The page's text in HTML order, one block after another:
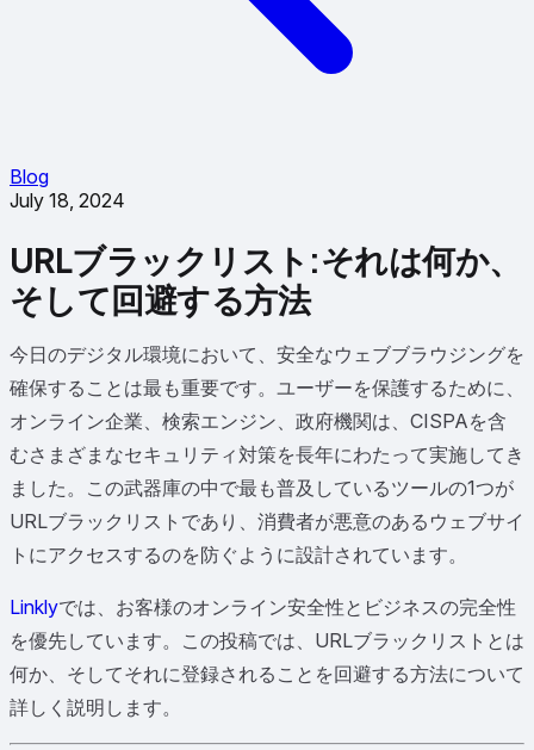
Blog
July 18, 2024
URLブラックリスト:それは何か、
そして回避する方法
今日のデジタル環境において、安全なウェブブラウジングを
確保することは最も重要です。ユーザーを保護するために、
オンライン企業、検索エンジン、政府機関は、CISPAを含
むさまざまなセキュリティ対策を長年にわたって実施してき
ました。この武器庫の中で最も普及しているツールの1つが
URLブラックリストであり、消費者が悪意のあるウェブサイ
トにアクセスするのを防ぐように設計されています。
Linklyでは、お客様のオンライン安全性とビジネスの完全性
を優先しています。この投稿では、URLブラックリストとは
何か、そしてそれに登録されることを回避する方法について
詳しく説明します。